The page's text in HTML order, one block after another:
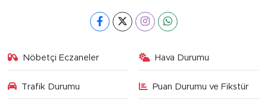
Nöbetçi Eczaneler Hava Durumu
Trafik Durumu Puan Durumu ve Fikstür